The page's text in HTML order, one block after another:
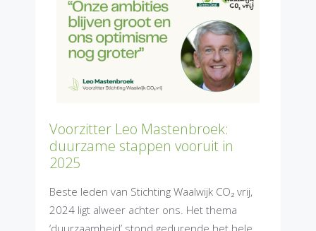
Voorzitter Leo Mastenbroek:
duurzame stappen vooruit in
2025
Beste leden van Stichting Waalwijk CO₂ vrij,
2024 ligt alweer achter ons. Het thema
‘duurzaamheid’ stond gedurende het hele